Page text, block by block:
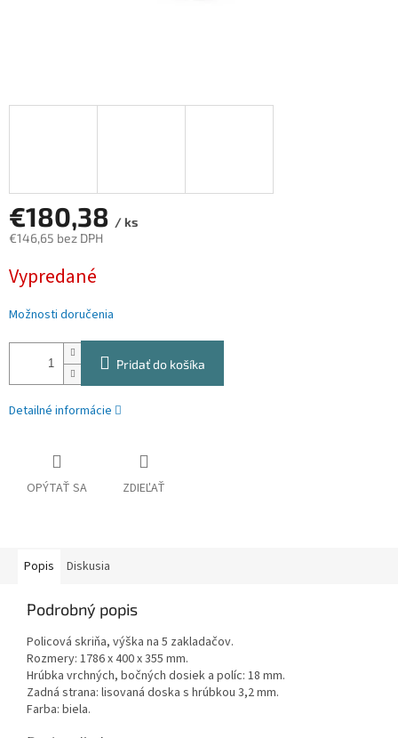
€180,38 / ks
€146,65 bez DPH
cena:
Vypredané
Možnosti doručenia
Pridať do košíka
Detailné informácie
OPÝTAŤ SA ZDIEĽAŤ
Popis Diskusia
Podrobný popis
Policová skriňa, výška na 5 zakladačov.
Rozmery: 1786 x 400 x 355 mm.
Hrúbka vrchných, bočných dosiek a políc: 18 mm.
Zadná strana: lisovaná doska s hrúbkou 3,2 mm.
Farba: biela.